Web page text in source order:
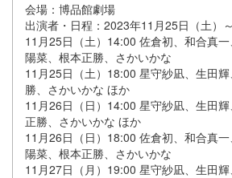
会場：博品館劇場
出演者・日程：2023年11月25日（土）
11月25日（土）14:00 佐倉初、和合真
陽菜、根本正勝、さかいかな
11月25日（土）18:00 星守紗凪、生田
勝、さかいかな ほか
11月26日（日）14:00 星守紗凪、生田
正勝、さかいかな ほか
11月26日（日）18:00 佐倉初、和合真
陽菜、根本正勝、さかいかな
11月27日（月）19:00 星守紗凪、生田